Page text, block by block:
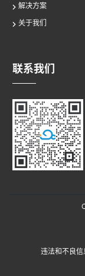
解决方案
关于我们
联系我们
违法和不良